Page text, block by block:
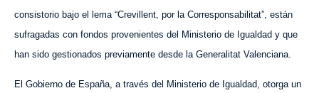
consistorio bajo el lema “Crevillent, por la Corresponsabilitat”, están
sufragadas con fondos provenientes del Ministerio de Igualdad y que
han sido gestionados previamente desde la Generalitat Valenciana.
El Gobierno de España, a través del Ministerio de Igualdad, otorga un